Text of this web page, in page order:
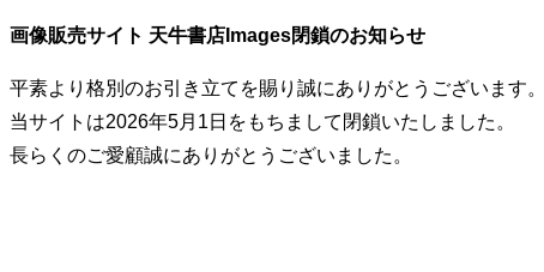
画像販売サイト 天牛書店Images閉鎖のお知らせ
平素より格別のお引き立てを賜り誠にありがとうございます。
当サイトは2026年5月1日をもちまして閉鎖いたしました。
長らくのご愛顧誠にありがとうございました。